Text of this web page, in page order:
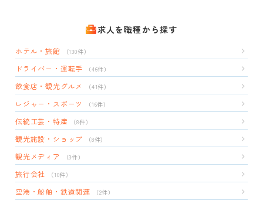
求人を職種から探す
ホテル・旅館 （130件）
ドライバー・運転手 （46件）
飲食店・観光グルメ （41件）
レジャー・スポーツ （16件）
伝統工芸・特産 （8件）
観光施設・ショップ （8件）
観光メディア （3件）
旅行会社 （10件）
空港・船舶・鉄道関連 （2件）